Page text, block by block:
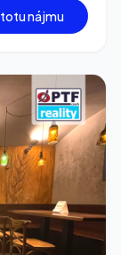
nájmu